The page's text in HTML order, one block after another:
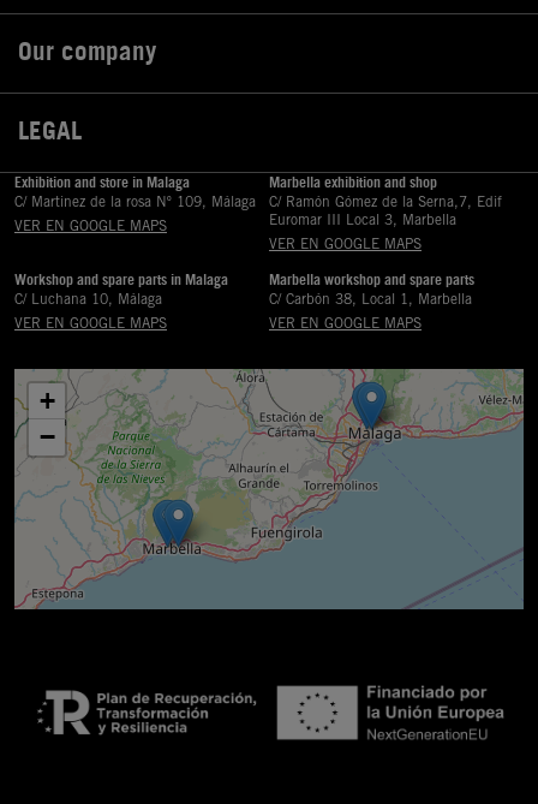
Our company
LEGAL
Exhibition and store in Malaga
C/ Martinez de la rosa Nº 109, Málaga
VER EN GOOGLE MAPS
Marbella exhibition and shop
C/ Ramón Gómez de la Serna,7, Edif
Euromar III Local 3, Marbella
VER EN GOOGLE MAPS
Workshop and spare parts in Malaga
C/ Luchana 10, Málaga
VER EN GOOGLE MAPS
Marbella workshop and spare parts
C/ Carbón 38, Local 1, Marbella
VER EN GOOGLE MAPS
+
−